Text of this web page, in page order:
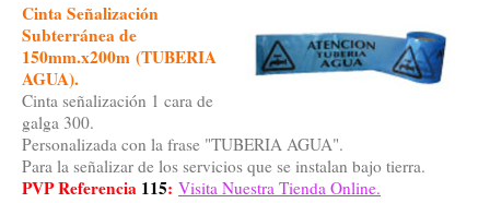
Cinta Señalización
Subterráneade
150mm.x200m (TUBERIA
AGUA).
Cinta señalización 1 cara de
galga 300.
Personalizada con la frase "TUBERIA AGUA".
Para la señalizar de los servicios que se instalan bajo tierra.
PVP Referencia 115: Visita Nuestra Tienda Online.